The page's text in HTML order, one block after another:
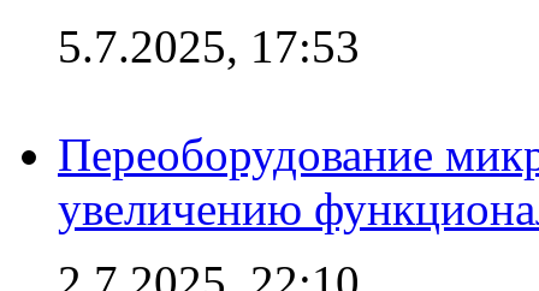
5.7.2025, 17:53
Переоборудование
увеличению